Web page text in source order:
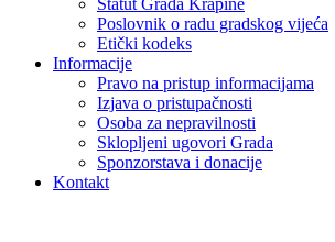
Poslovnik o radu gradskog vijeća
Etički kodeks
Informacije
Pravo na pristup informacijama
Izjava o pristupačnosti
Osoba za nepravilnosti
Sklopljeni ugovori Grada
Sponzorstava i donacije
Kontakt